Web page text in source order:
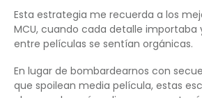
Esta estrategia me recuerda a los
MCU, cuando cada detalle importaba
entre películas se sentían orgánicas.
En lugar de bombardearnos con
que spoilean media película, estas